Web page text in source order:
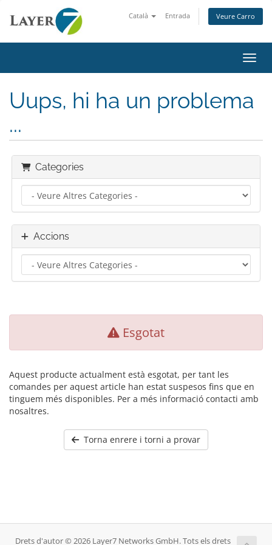
Català Entrada Veure Carro
Uups, hi ha un problema
...
Categories
Accions
Esgotat
Aquest producte actualment està esgotat, per tant les
comandes per aquest article han estat suspesos fins que en
tinguem més disponibles. Per a més informació contacti amb
nosaltres.
Torna enrere i torni a provar
Drets d'autor © 2026 Layer7 Networks GmbH. Tots els drets